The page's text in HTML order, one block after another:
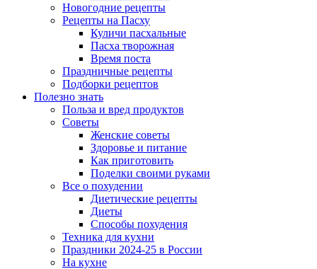
Новогодние рецепты
Рецепты на Пасху
Куличи пасхальные
Пасха творожная
Время поста
Праздничные рецепты
Подборки рецептов
Полезно знать
Польза и вред продуктов
Советы
Женские советы
Здоровье и питание
Как приготовить
Поделки своими руками
Все о похудении
Диетические рецепты
Диеты
Способы похудения
Техника для кухни
Праздники 2024-25 в России
На кухне